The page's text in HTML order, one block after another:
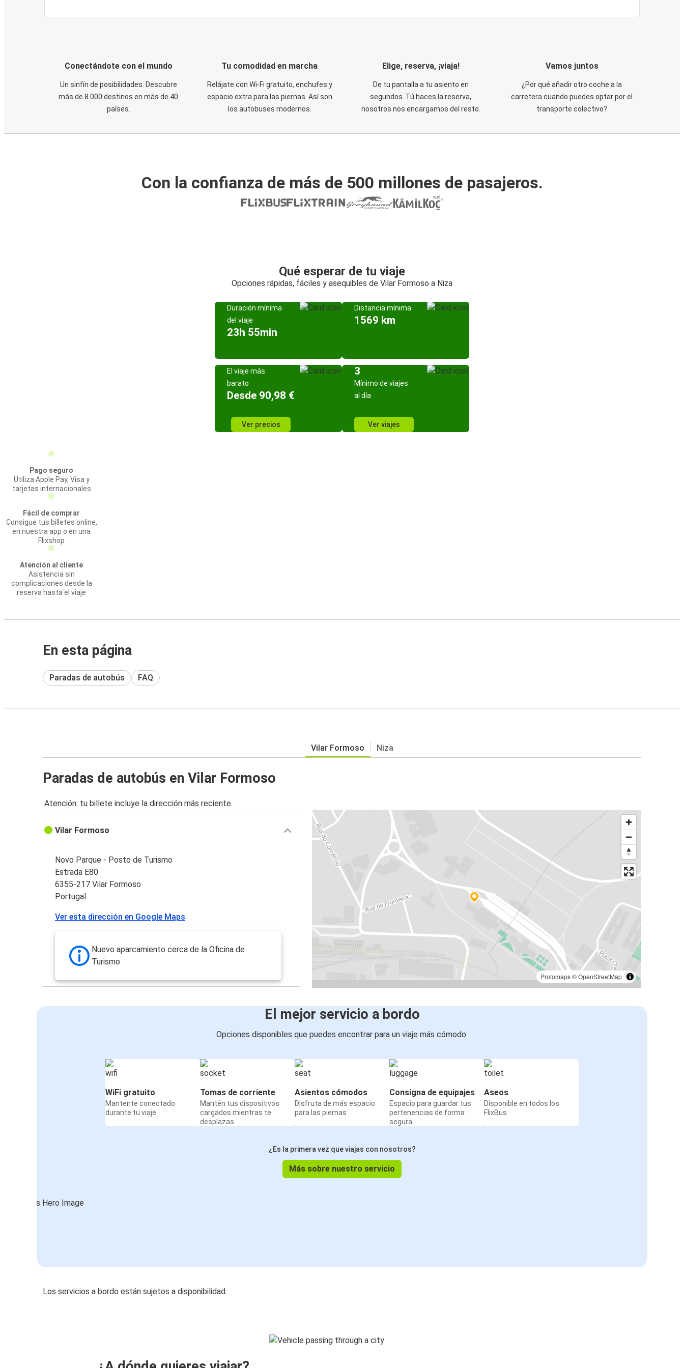
Conectándote con el mundo
Un sinfín de posibilidades. Descubre
más de 8.000 destinos en más de 40
países.
Tu comodidad en marcha
Relájate con Wi-Fi gratuito, enchufes y
espacio extra para las piernas. Así son
los autobuses modernos.
Elige, reserva, ¡viaja!
De tu pantalla a tu asiento en
segundos. Tú haces la reserva,
nosotros nos encargamos del resto.
Vamos juntos
¿Por qué añadir otro coche a la
carretera cuando puedes optar por el
transporte colectivo?
Con la confianza de más de 500 millones de pasajeros.
Qué esperar de tu viaje
Opciones rápidas, fáciles y asequibles de Vilar Formoso a Niza
Duración mínima
del viaje
23h 55min
Distancia mínima
1569 km
El viaje más
barato
Desde 90,98 €
Ver precios
3
Mínimo de viajes
al día
Ver viajes
Pago seguro
Utiliza Apple Pay, Visa y
tarjetas internacionales
Fácil de comprar
Consigue tus billetes online,
en nuestra app o en una
Flixshop
Atención al cliente
Asistencia sin
complicaciones desde la
reserva hasta el viaje
En esta página
Paradas de autobús FAQ
Vilar Formoso Niza
Paradas de autobús en Vilar Formoso
Atención: tu billete incluye la dirección más reciente.
Protomaps©OpenStreetMap
Vilar Formoso
Novo Parque - Posto de Turismo
Estrada E80
6355-217 Vilar Formoso
Portugal
Ver esta dirección en Google Maps
Nuevo aparcamiento cerca de la Oficina de
Turismo
El mejor servicio a bordo
Opciones disponibles que puedes encontrar para un viaje más cómodo:
WiFi gratuito
Mantente conectado
durante tu viaje
Tomas de corriente
Mantén tus dispositivos
cargados mientras te
desplazas
Asientos cómodos
Disfruta de más espacio
para las piernas
Consigna de equipajes
Espacio para guardar tus
pertenencias de forma
segura
Aseos
Disponible en todos los
FlixBus
¿Es la primera vez que viajas con nosotros?
Más sobre nuestro servicio
Los servicios a bordo están sujetos a disponibilidad